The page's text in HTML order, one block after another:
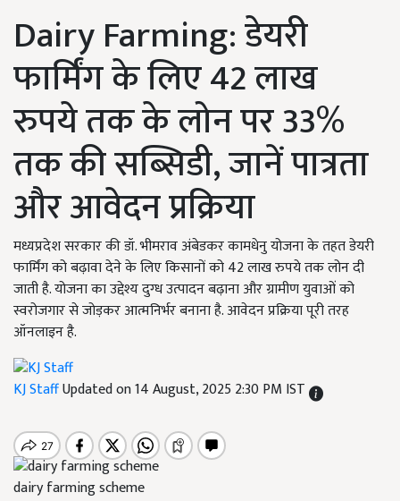
Dairy Farming: डेयरी
फार्मिंग के लिए 42 लाख
रुपये तक के लोन पर 33%
तक की सब्सिडी, जानें पात्रता
और आवेदन प्रक्रिया
मध्यप्रदेश सरकार की डॉ. भीमराव अंबेडकर कामधेनु योजना के तहत डेयरी
फार्मिंग को बढ़ावा देने के लिए किसानों को 42 लाख रुपये तक लोन दी
जाती है. योजना का उद्देश्य दुग्ध उत्पादन बढ़ाना और ग्रामीण युवाओं को
स्वरोजगार से जोड़कर आत्मनिर्भर बनाना है. आवेदन प्रक्रिया पूरी तरह
ऑनलाइन है.
KJ StaffUpdated on 14 August, 2025 2:30 PM IST
dairy farming scheme